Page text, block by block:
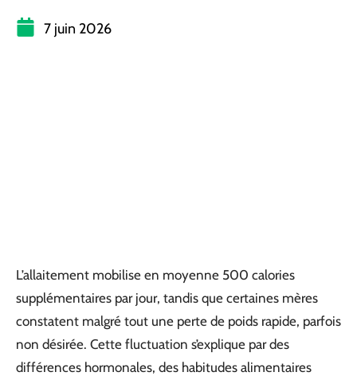
7 juin 2026
L’allaitement mobilise en moyenne 500 calories
supplémentaires par jour, tandis que certaines mères
constatent malgré tout une perte de poids rapide, parfois
non désirée. Cette fluctuation s’explique par des
différences hormonales, des habitudes alimentaires